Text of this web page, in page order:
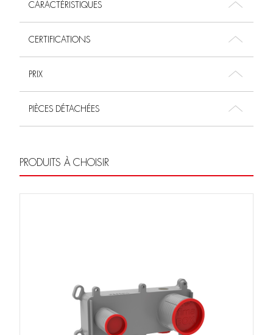
CARACTÉRISTIQUES
CERTIFICATIONS
PRIX
PIÈCES DÉTACHÉES
PRODUITS À CHOISIR